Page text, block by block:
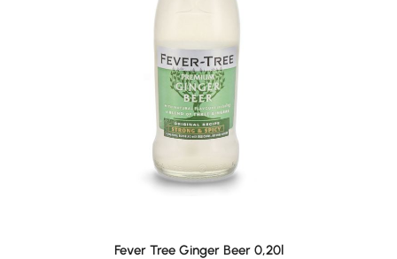
Fever Tree Ginger Beer 0,20l